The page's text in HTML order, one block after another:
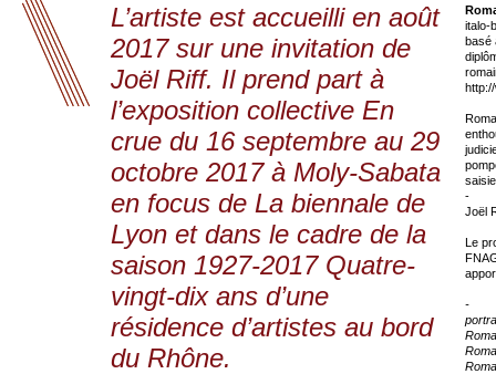
L’artiste est accueilli en août
2017 sur une invitation de
Joël Riff. Il prend part à
l’exposition collective En
crue du 16 septembre au 29
octobre 2017 à Moly-Sabata
en focus de La biennale de
Lyon et dans le cadre de la
saison 1927-2017 Quatre-
vingt-dix ans d’une
résidence d’artistes au bord
du Rhône.
italo-
basé
-
Joël
Le
-